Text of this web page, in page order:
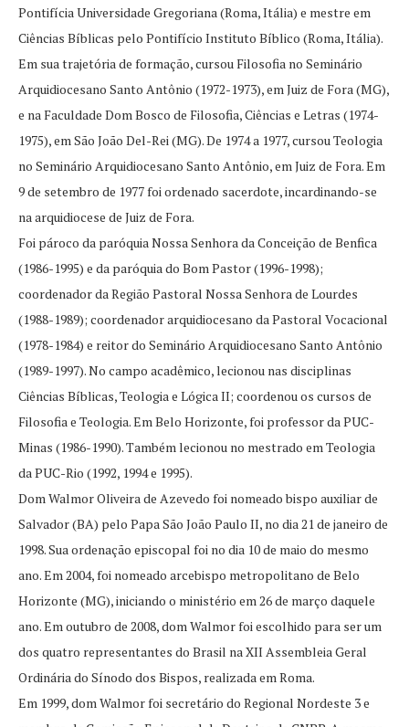
Pontifícia Universidade Gregoriana (Roma, Itália) e mestre em
Ciências Bíblicas pelo Pontifício Instituto Bíblico (Roma, Itália).
Em sua trajetória de formação, cursou Filosofia no Seminário
Arquidiocesano Santo Antônio (1972-1973), em Juiz de Fora (MG),
e na Faculdade Dom Bosco de Filosofia, Ciências e Letras (1974-
1975), em São João Del-Rei (MG). De 1974 a 1977, cursou Teologia
no Seminário Arquidiocesano Santo Antônio, em Juiz de Fora. Em
9 de setembro de 1977 foi ordenado sacerdote, incardinando-se
na arquidiocese de Juiz de Fora.
Foi pároco da paróquia Nossa Senhora da Conceição de Benfica
(1986-1995) e da paróquia do Bom Pastor (1996-1998);
coordenador da Região Pastoral Nossa Senhora de Lourdes
(1988-1989); coordenador arquidiocesano da Pastoral Vocacional
(1978-1984) e reitor do Seminário Arquidiocesano Santo Antônio
(1989-1997). No campo acadêmico, lecionou nas disciplinas
Ciências Bíblicas, Teologia e Lógica II; coordenou os cursos de
Filosofia e Teologia. Em Belo Horizonte, foi professor da PUC-
Minas (1986-1990). Também lecionou no mestrado em Teologia
da PUC-Rio (1992, 1994 e 1995).
Dom Walmor Oliveira de Azevedo foi nomeado bispo auxiliar de
Salvador (BA) pelo Papa São João Paulo II, no dia 21 de janeiro de
1998. Sua ordenação episcopal foi no dia 10 de maio do mesmo
ano. Em 2004, foi nomeado arcebispo metropolitano de Belo
Horizonte (MG), iniciando o ministério em 26 de março daquele
ano. Em outubro de 2008, dom Walmor foi escolhido para ser um
dos quatro representantes do Brasil na XII Assembleia Geral
Ordinária do Sínodo dos Bispos, realizada em Roma.
Em 1999, dom Walmor foi secretário do Regional Nordeste 3 e